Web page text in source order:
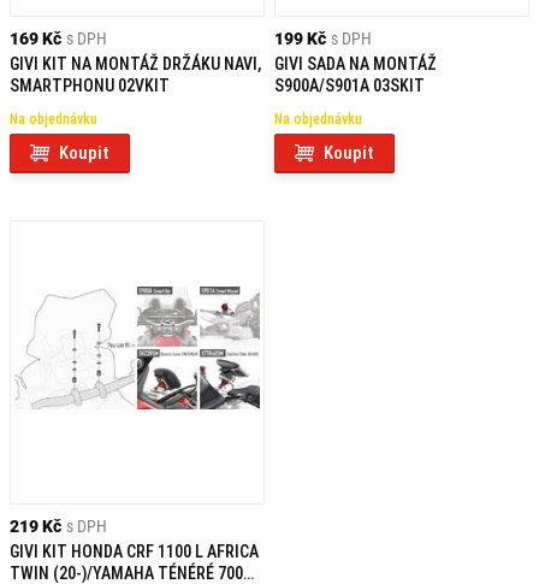
169 Kč s DPH
GIVI KIT NA MONTÁŽ DRŽÁKU NAVI,
SMARTPHONU 02VKIT
Na objednávku
Koupit
199 Kč s DPH
GIVI SADA NA MONTÁŽ
S900A/S901A 03SKIT
Na objednávku
Koupit
219 Kč s DPH
GIVI KIT HONDA CRF 1100 L AFRICA
TWIN (20-)/YAMAHA TÉNÉRÉ 700